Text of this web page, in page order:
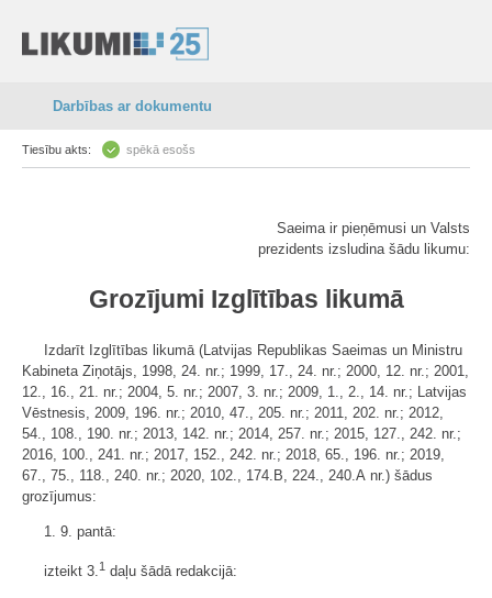
Darbības ar dokumentu
Tiesību akts: spēkā esošs
Saeima ir pieņēmusi un Valsts
prezidents izsludina šādu likumu:
Grozījumi Izglītības likumā
Izdarīt Izglītības likumā (Latvijas Republikas Saeimas un Ministru
Kabineta Ziņotājs, 1998, 24. nr.; 1999, 17., 24. nr.; 2000, 12. nr.; 2001,
12., 16., 21. nr.; 2004, 5. nr.; 2007, 3. nr.; 2009, 1., 2., 14. nr.; Latvijas
Vēstnesis, 2009, 196. nr.; 2010, 47., 205. nr.; 2011, 202. nr.; 2012,
54., 108., 190. nr.; 2013, 142. nr.; 2014, 257. nr.; 2015, 127., 242. nr.;
2016, 100., 241. nr.; 2017, 152., 242. nr.; 2018, 65., 196. nr.; 2019,
67., 75., 118., 240. nr.; 2020, 102., 174.B, 224., 240.A nr.) šādus
grozījumus:
1. 9. pantā:
izteikt 3.1 daļu šādā redakcijā: